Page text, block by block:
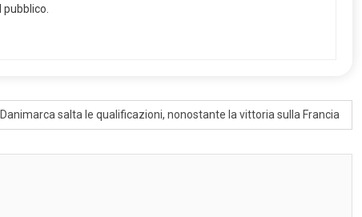
Danimarca salta le qualificazioni, nonostante la vittoria sulla Francia